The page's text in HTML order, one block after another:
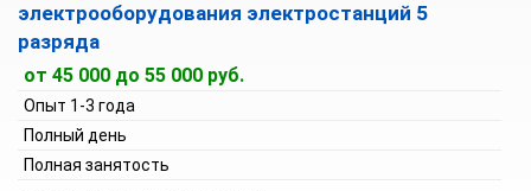
электрооборудования электростанций 5
разряда
от 45 000 до 55 000 руб.
Опыт 1-3 года
Полный день
Полная занятость